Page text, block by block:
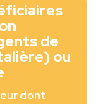
de
ou
dont